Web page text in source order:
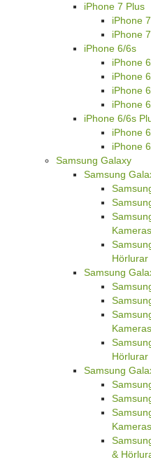
iPhone 7 Plus
iPhone
iPhone
iPhone 6/6s
iPhone
iPhone
iPhone
iPhone
iPhone 6/6s
iPhone
iPhone
Samsung Galaxy
Samsung
Hörlurar
Samsung
Hörlurar
Samsung
&